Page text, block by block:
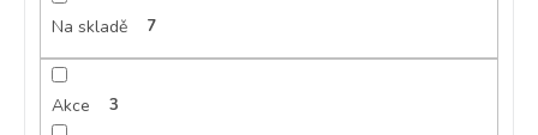
Na skladě 7
Akce 3